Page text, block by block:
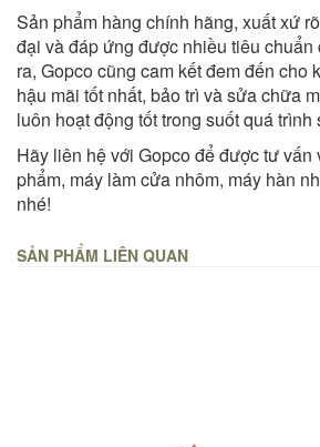
Sản phẩm hàng chính hãng, xuất xứ
đại và đáp ứng được nhiều tiêu
ra, Gopco cũng cam kết đem đến cho
hậu mãi tốt nhất, bảo trì và sửa chữa
luôn hoạt động tốt trong suốt quá trình
Hãy liên hệ với Gopco để được tư vấn
phẩm, máy làm cửa nhôm, máy hàn
nhé!
SẢN PHẨM LIÊN QUAN